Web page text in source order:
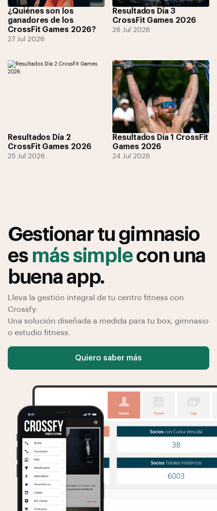
¿Quiénes son los
ganadores de los
CrossFit Games 2026?
27 Jul 2026
Resultados Día 3
CrossFit Games 2026
26 Jul 2026
Resultados Día 2
CrossFit Games 2026
25 Jul 2026
Resultados Día 1 CrossFit
Games 2026
24 Jul 2026
Gestionar tu gimnasio
es más simplecon una
buena app.
Lleva la gestión integral de tu centro fitness con
Crossfy.
Una solución diseñada a medida para tu box, gimnasio
o estudio fitness.
Quiero saber más